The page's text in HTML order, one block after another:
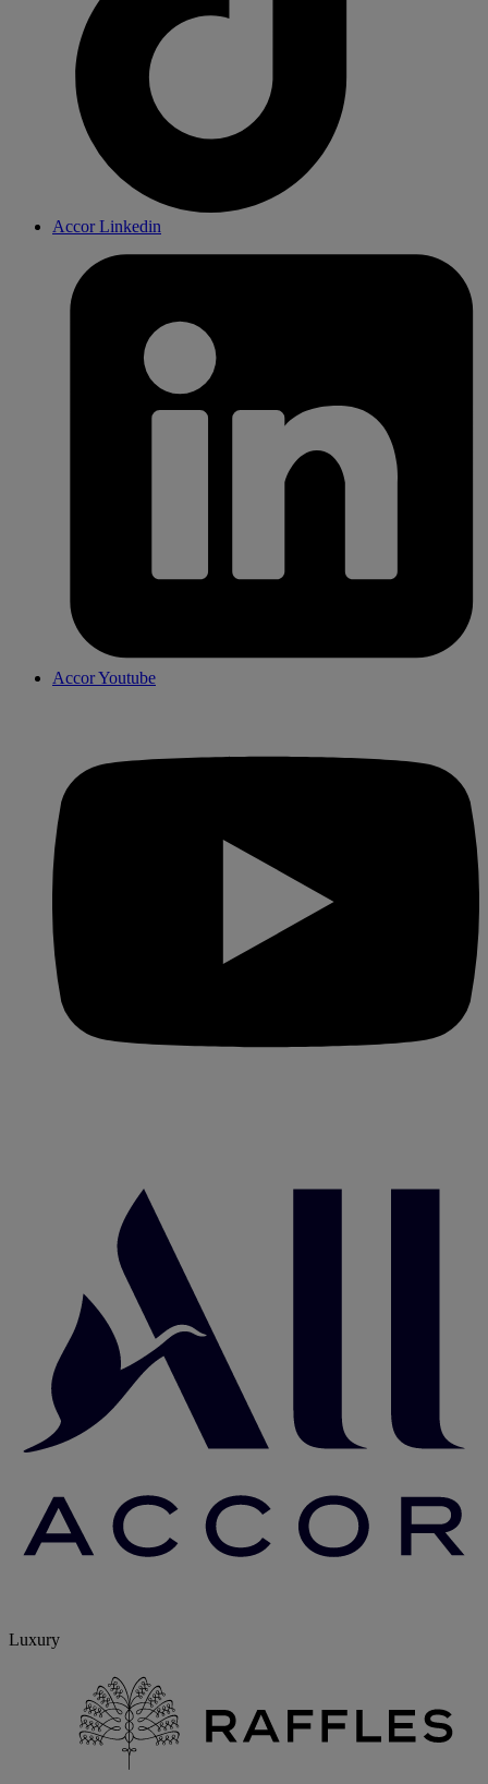
Accor Linkedin
Accor Youtube
Luxury